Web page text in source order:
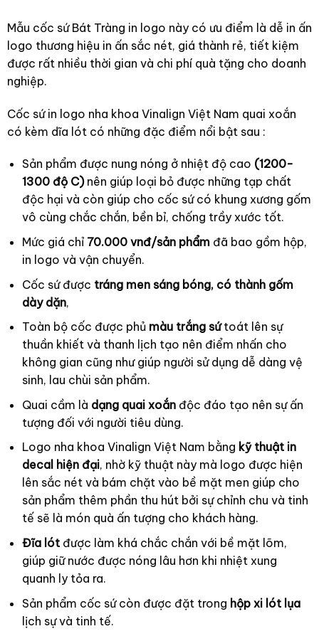
Mẫu cốc sứ Bát Tràng in logo này có ưu điểm là dễ in ấn
logo thương hiệu in ấn sắc nét, giá thành rẻ, tiết kiệm
được rất nhiều thời gian và chi phí quà tặng cho doanh
nghiệp.
Cốc sứ in logo nha khoa Vinalign Việt Nam quai xoắn
có kèm dĩa lót có những đặc điểm nổi bật sau :
Sản phẩm được nung nóng ở nhiệt độ cao (1200-
1300 độ C)nên giúp loại bỏ được những tạp chất
độc hại và còn giúp cho cốc sứ có khung xương gốm
vô cùng chắc chắn, bền bỉ, chống trầy xước tốt.
Mức giá chỉ 70.000 vnđ/sản phẩmđã bao gồm hộp,
in logo và vận chuyển.
Cốc sứ được tráng men sáng bóng, có thành gốm
dày dặn,
Toàn bộ cốc được phủ màu trắng sứtoát lên sự
thuần khiết và thanh lịch tạo nên điểm nhấn cho
không gian cũng như giúp người sử dụng dễ dàng vệ
sinh, lau chùi sản phẩm.
Quai cầm là dạng quai xoắnđộc đáo tạo nên sự ấn
tượng đối với người tiêu dùng.
Logo nha khoa Vinalign Việt Nam bằng kỹ thuật in
decal hiện đại, nhờ kỹ thuật này mà logo được hiện
lên sắc nét và bám chặt vào bề mặt men giúp cho
sản phẩm thêm phần thu hút bởi sự chỉnh chu và tinh
tế sẽ là món quà ấn tượng cho khách hàng.
Đĩa lótđược làm khá chắc chắn với bề mặt lõm,
giúp giữ nước được nóng lâu hơn khi nhiệt xung
quanh ly tỏa ra.
Sản phẩm cốc sứ còn được đặt trong hộp xi lót lụa
lịch sự và tinh tế.